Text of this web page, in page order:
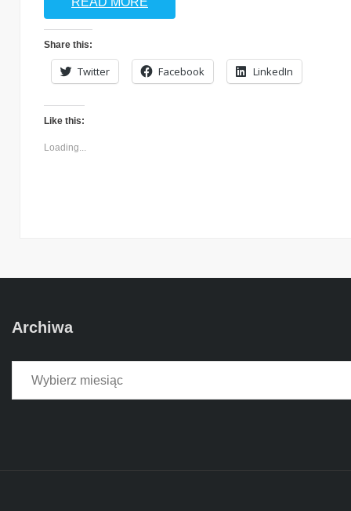
Share this:
Twitter Facebook LinkedIn
Like this:
Loading...
Archiwa